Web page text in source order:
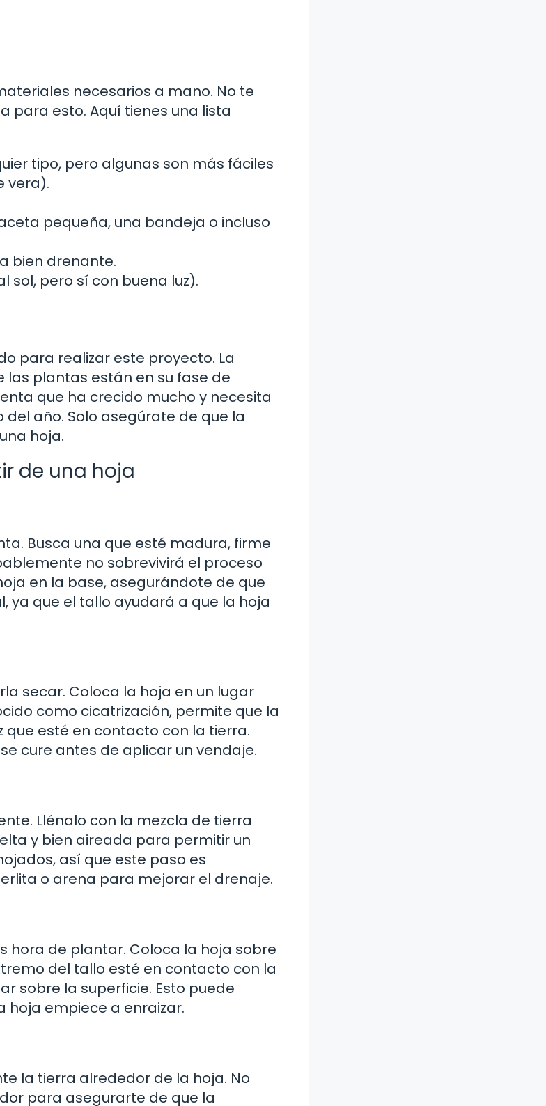
necesarios a mano. No te
para esto. Aquí tienes una lista
tipo, pero algunas son más fáciles
vera).
pequeña, una bandeja o incluso
bien drenante.
sol, pero sí con buena luz).
para realizar este proyecto. La
plantas están en su fase de
que ha crecido mucho y necesita
año. Solo asegúrate de que la
hoja.
de una hoja
Busca una que esté madura, firme
no sobrevivirá el proceso
en la base, asegurándote de que
ya que el tallo ayudará a que la hoja
secar. Coloca la hoja en un lugar
como cicatrización, permite que la
que esté en contacto con la tierra.
cure antes de aplicar un vendaje.
Llénalo con la mezcla de tierra
y bien aireada para permitir un
así que este paso es
o arena para mejorar el drenaje.
hora de plantar. Coloca la hoja sobre
del tallo esté en contacto con la
sobre la superficie. Esto puede
hoja empiece a enraizar.
la tierra alrededor de la hoja. No
para asegurarte de que la